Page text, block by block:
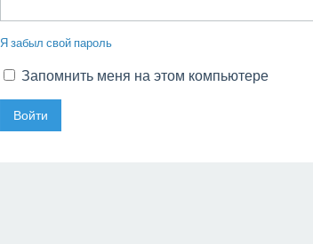
Я забыл свой пароль
Запомнить меня на этом компьютере